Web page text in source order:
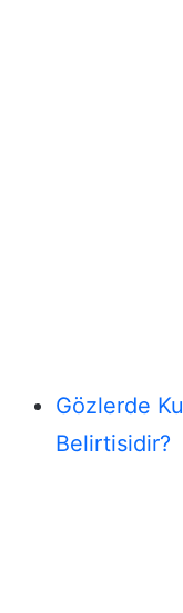
Gözlerde
Belirtisidir?